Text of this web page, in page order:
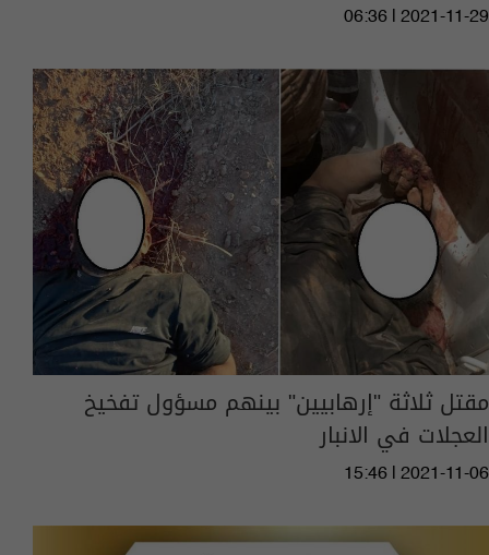
06:36 | 2021-11-29
مقتل ثلاثة "إرهابيين" بينهم مسؤول تفخيخ
العجلات في الانبار
15:46 | 2021-11-06